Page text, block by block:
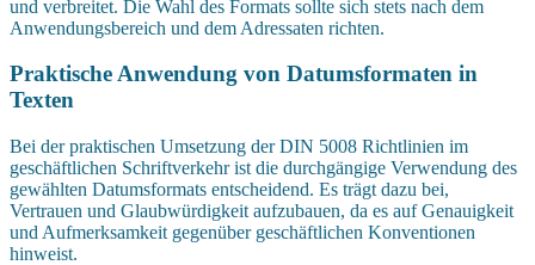
und verbreitet. Die Wahl des Formats sollte sich stets nach dem
Anwendungsbereich und dem Adressaten richten.
Praktische Anwendung von Datumsformaten in
Texten
Bei der praktischen Umsetzung der DIN 5008 Richtlinien im
geschäftlichen Schriftverkehr ist die durchgängige Verwendung des
gewählten Datumsformats entscheidend. Es trägt dazu bei,
Vertrauen und Glaubwürdigkeit aufzubauen, da es auf Genauigkeit
und Aufmerksamkeit gegenüber geschäftlichen Konventionen
hinweist.